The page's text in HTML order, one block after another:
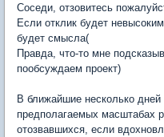
Соседи, отзовитесь
Если отклик будет
будет смысла(
Правда, что-то мне
пообсуждаем проект)
В ближайшие несколько
предполагаемых масштабах
отозвавшихся, если